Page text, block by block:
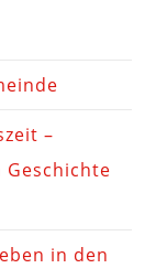
–
in den